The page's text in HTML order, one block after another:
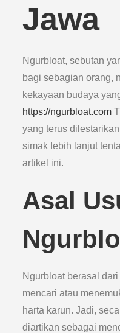
Jawa
Ngurbloat, sebutan
bagi sebagian orang,
kekayaan budaya
https://ngurbloat.com
yang terus
simak lebih lanjut
artikel ini.
Asal
Ngurbloat berasal dari
mencari atau
harta karun. Jadi,
diartikan sebagai